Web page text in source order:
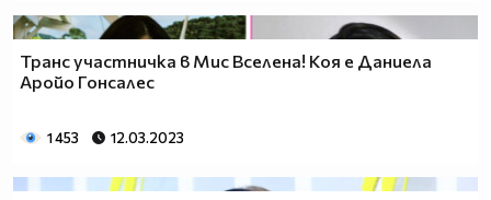
Транс участничка в Мис Вселена! Коя е Даниела
Аройо Гонсалес
1 453 12.03.2023